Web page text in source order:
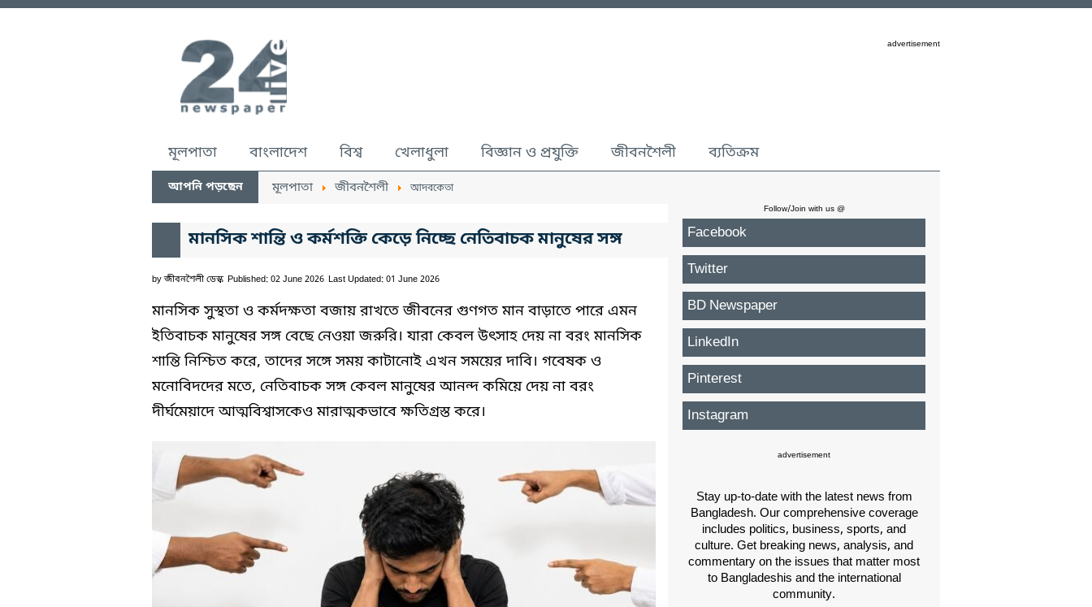
advertisement
মূলপাতা বাংলাদেশ বিশ্ব খেলাধুলা বিজ্ঞান ও প্রযুক্তি জীবনশৈলী ব্যতিক্রম
আপনি পড়ছেন মূলপাতা জীবনশৈলী আদবকেতা
মানসিক শান্তি ও কর্মশক্তি কেড়ে নিচ্ছে নেতিবাচক মানুষের সঙ্গ
by জীবনশৈলী ডেস্ক Published: 02 June 2026 Last Updated: 01 June 2026
মানসিক সুস্থতা ও কর্মদক্ষতা বজায় রাখতে জীবনের গুণগত মান বাড়াতে পারে এমন
ইতিবাচক মানুষের সঙ্গ বেছে নেওয়া জরুরি। যারা কেবল উৎসাহ দেয় না বরং মানসিক
শান্তি নিশ্চিত করে, তাদের সঙ্গে সময় কাটানোই এখন সময়ের দাবি। গবেষক ও
মনোবিদদের মতে, নেতিবাচক সঙ্গ কেবল মানুষের আনন্দ কমিয়ে দেয় না বরং
দীর্ঘমেয়াদে আত্মবিশ্বাসকেও মারাত্মকভাবে ক্ষতিগ্রস্ত করে।
Follow/Join with us @
Facebook
Twitter
BD Newspaper
LinkedIn
Pinterest
Instagram
advertisement
Stay up-to-date with the latest news from
Bangladesh. Our comprehensive coverage
includes politics, business, sports, and
culture. Get breaking news, analysis, and
commentary on the issues that matter most
to Bangladeshis and the international
community.